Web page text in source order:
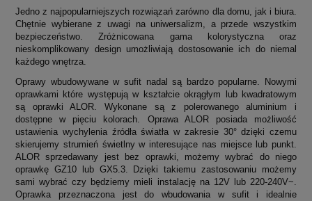
Jedno z najpopularniejszych rozwiązań zarówno dla domu, jak i biura.
Chętnie wybierane z uwagi na uniwersalizm, a przede wszystkim
bezpieczeństwo. Zróżnicowana gama kolorystyczna oraz
nieskomplikowany design umożliwiają dostosowanie ich do niemal
każdego wnętrza.
Oprawy wbudowywane w sufit nadal są bardzo popularne. Nowymi
oprawkami które występują w kształcie okrągłym lub kwadratowym
są oprawki ALOR. Wykonane są z polerowanego aluminium i
dostępne w pięciu kolorach. Oprawa ALOR posiada możliwość
ustawienia wychylenia źródła światła w zakresie 30° dzięki czemu
skierujemy strumień świetlny w interesujące nas miejsce lub punkt.
ALOR sprzedawany jest bez oprawki, możemy wybrać do niego
oprawkę GZ10 lub GX5.3. Dzięki takiemu zastosowaniu możemy
sami wybrać czy będziemy mieli instalację na 12V lub 220-240V~.
Oprawka przeznaczona jest do wbudowania w sufit i idealnie